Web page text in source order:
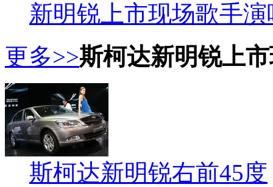
新明锐上市现场歌手演
更多>>斯柯达新明锐上
斯柯达新明锐右前45度